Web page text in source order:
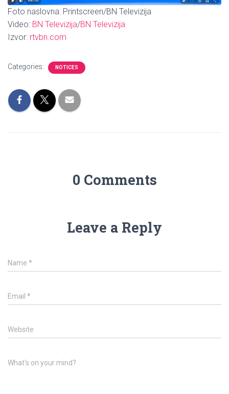
Foto naslovna: Printscreen/BN Televizija
Video: BN Televizija/BN Televizija
Izvor: rtvbn.com
Categories: NOTICES
0 Comments
Leave a Reply
Name *
Email *
Website
What's on your mind?